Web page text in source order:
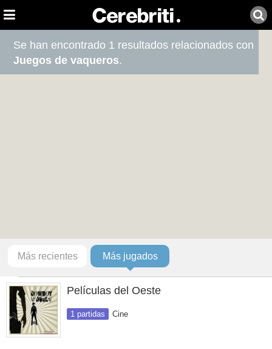
Se han encontrado 1 resultados relacionados con
Juegos de vaqueros.
Más recientes Más jugados
Películas del Oeste
1 partidas Cine